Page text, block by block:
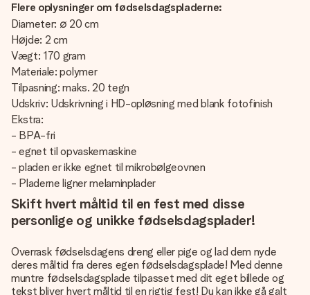
Flere oplysninger om fødselsdagspladerne:
Diameter: ∅ 20 cm
Højde: 2 cm
Vægt: 170 gram
Materiale: polymer
Tilpasning: maks. 20 tegn
Udskriv: Udskrivning i HD-opløsning med blank fotofinish
Ekstra:
- BPA-fri
- egnet til opvaskemaskine
- pladen er ikke egnet til mikrobølgeovnen
- Pladerne ligner melaminplader
Skift hvert måltid til en fest med disse
personlige og unikke fødselsdagsplader!
Overrask fødselsdagens dreng eller pige og lad dem nyde
deres måltid fra deres egen fødselsdagsplade! Med denne
muntre fødselsdagsplade tilpasset med dit eget billede og
tekst bliver hvert måltid til en rigtig fest! Du kan ikke gå galt